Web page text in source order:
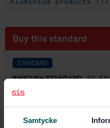
Samtycke
Aluminium products
Buy this standard
STANDARD
SWEDISH STANDARD· SS-
Aluminium and
chemical composition